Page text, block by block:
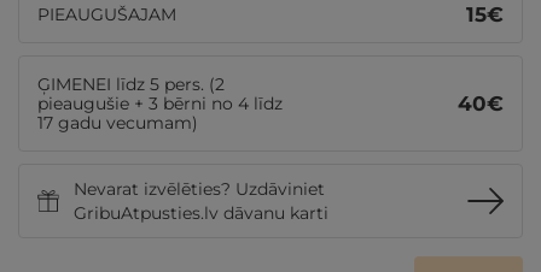
PIEAUGUŠAJAM 15€
ĢIMENEI līdz 5 pers. (2
pieaugušie + 3 bērni no 4 līdz
17 gadu vecumam)
40€
Nevarat izvēlēties? Uzdāviniet
GribuAtpusties.lv dāvanu karti